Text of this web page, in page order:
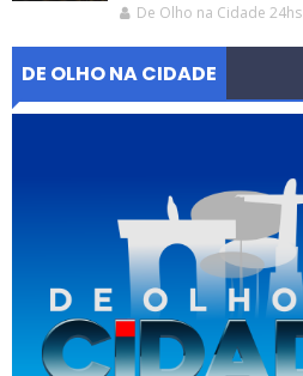
De Olho na Cidade 24hs
DE OLHO NA CIDADE